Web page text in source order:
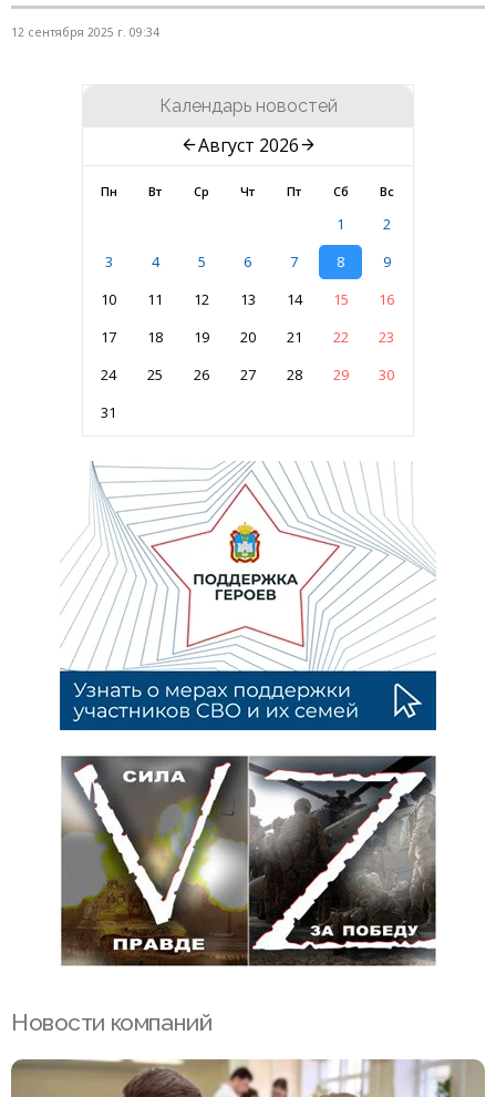
12 сентября 2025 г. 09:34
Календарь новостей
Август 2026
Пн Вт Ср Чт Пт Сб Вс
1
2
3
4 5 6 7 8
9
10
11 12 13 14 15
16
17
18 19 20 21 22
23
24
25 26 27 28 29
30
31
Новости компаний